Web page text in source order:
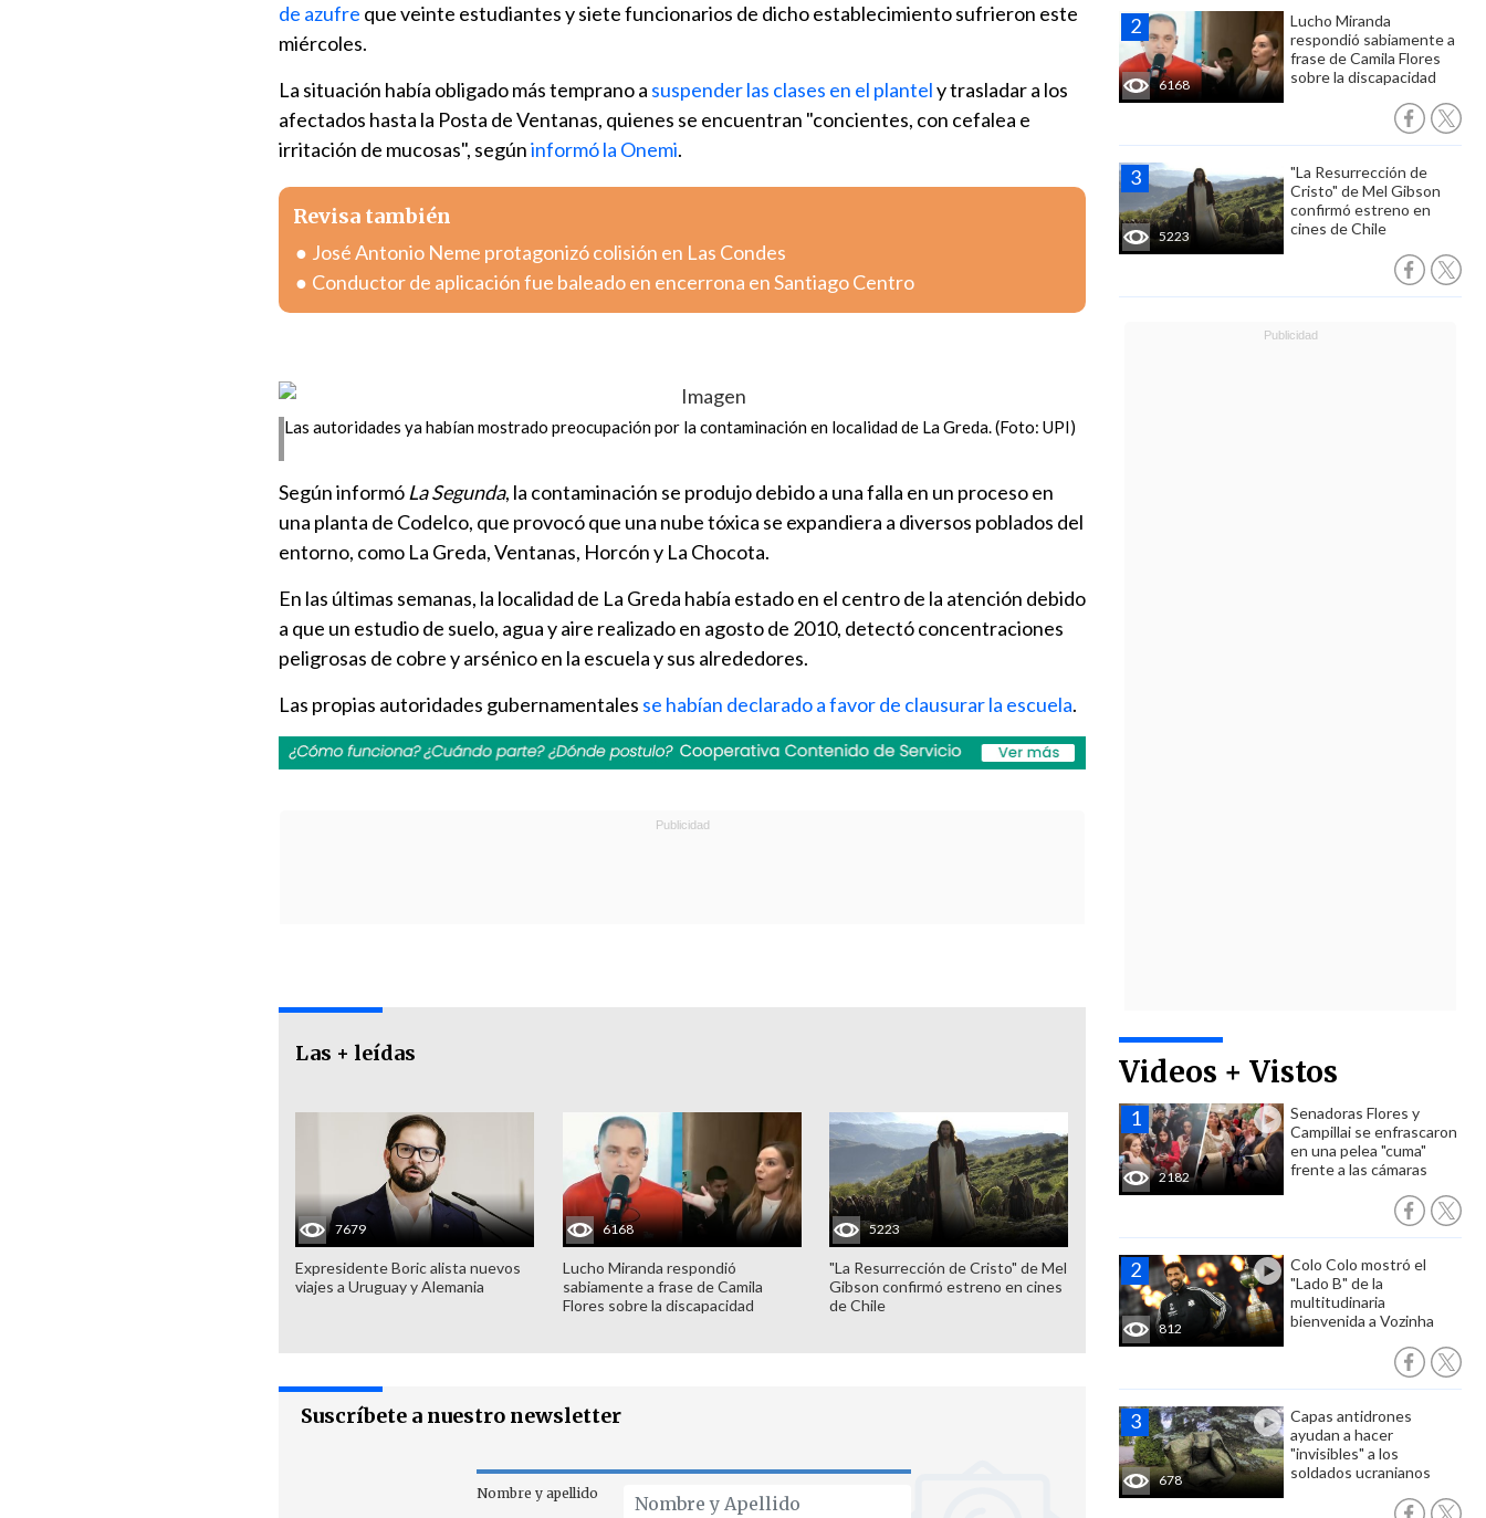
6168
Lucho Miranda
respondió sabiamente a
frase de Camila Flores
sobre la discapacidad
5223
"La Resurrección de
Cristo" de Mel Gibson
confirmó estreno en
cines de Chile
Videos + Vistos
2182
Senadoras Flores y
Campillai se enfrascaron
en una pelea "cuma"
frente a las cámaras
812
Colo Colo mostró el
"Lado B" de la
multitudinaria
bienvenida a Vozinha
678
Capas antidrones
ayudan a hacer
"invisibles" a los
soldados ucranianos
de azufre que veinte estudiantes y siete funcionarios de dicho establecimiento sufrieron este
miércoles.
La situación había obligado más temprano a suspender las clases en el plantely trasladar a los
afectados hasta la Posta de Ventanas, quienes se encuentran "concientes, con cefalea e
irritación de mucosas", segúninformó la Onemi.
Revisa también
José Antonio Neme protagonizó colisión en Las Condes
Conductor de aplicación fue baleado en encerrona en Santiago Centro
Las autoridades ya habían mostrado preocupación por la contaminación en localidad de La Greda. (Foto: UPI)
Según informó La Segunda, la contaminación se produjo debido a una falla en un proceso en
una planta de Codelco, que provocó que una nube tóxica se expandiera a diversos poblados del
entorno, como La Greda, Ventanas, Horcón y La Chocota.
En las últimas semanas, la localidad de La Greda había estado en el centro de la atención debido
a que un estudio de suelo, agua y aire realizado en agosto de 2010, detectó concentraciones
peligrosas de cobre y arsénico en la escuela y sus alrededores.
Las propias autoridades gubernamentales se habían declarado a favor de clausurar la escuela.
Las + leídas
7679
Expresidente Boric alista nuevos
viajes a Uruguay y Alemania
6168
Lucho Miranda respondió
sabiamente a frase de Camila
Flores sobre la discapacidad
5223
"La Resurrección de Cristo" de Mel
Gibson confirmó estreno en cines
de Chile
Suscríbete a nuestro newsletter
Nombre y apellido